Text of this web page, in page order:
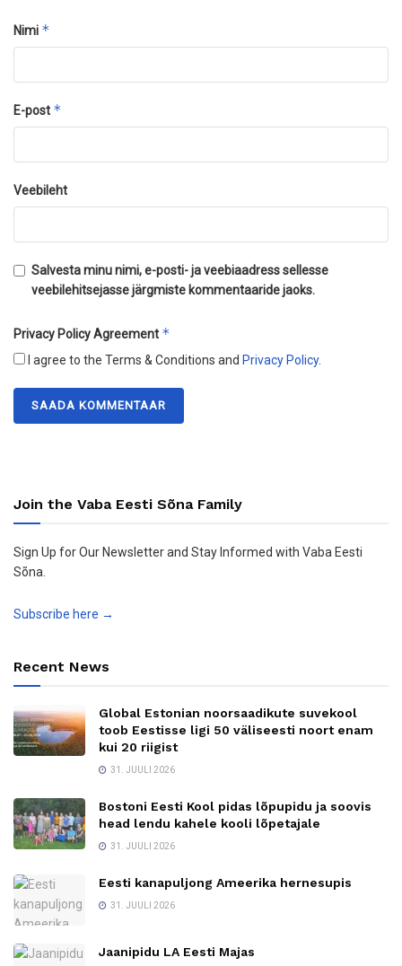
Nimi *
E-post *
Veebileht
Salvesta minu nimi, e-posti- ja veebiaadress sellesse
veebilehitsejasse järgmiste kommentaaride jaoks.
Privacy Policy Agreement *
I agree to the Terms & Conditions and Privacy Policy.
Join the Vaba Eesti Sõna Family
Sign Up for Our Newsletter and Stay Informed with Vaba Eesti
Sõna.
Subscribe here →
Recent News
Global Estonian noorsaadikute suvekool
toob Eestisse ligi 50 väliseesti noort enam
kui 20 riigist
31. JUULI 2026
Bostoni Eesti Kool pidas lõpupidu ja soovis
head lendu kahele kooli lõpetajale
31. JUULI 2026
Eesti kanapuljong Ameerika hernesupis
31. JUULI 2026
Jaanipidu LA Eesti Majas